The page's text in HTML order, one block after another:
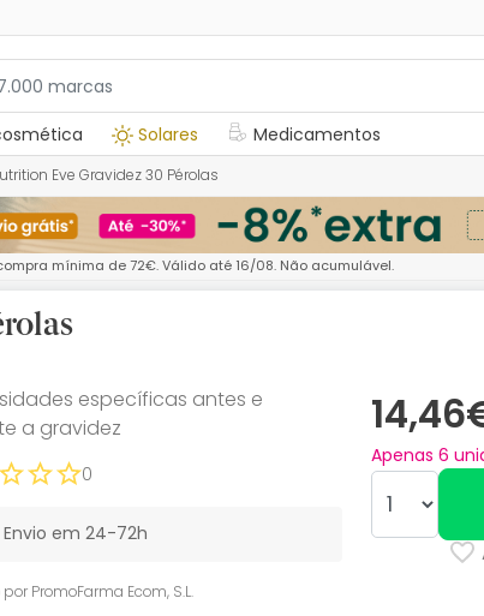
Solares Medicamentos
Eve Gravidez 30 Pérolas
mínima de 72€. Válido até 16/08. Não acumulável.
Apenas 6
específicas antes e
a gravidez
0
Envio em 24-72h
por PromoFarma Ecom, S.L.